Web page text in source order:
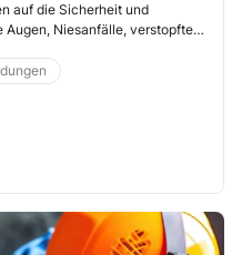
auf die Sicherheit und
Augen, Niesanfälle, verstopfte
bei Tätigkeiten mit erhöhtem
betreffen einen